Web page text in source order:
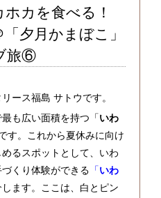
カを食べる！
夕月かまぼこ」
旅⑥
ース福島 サトウです。
も広い面積を持つ「いわ
す。これから夏休みに向け
るスポットとして、いわ
くり体験ができる 「いわ
ます。ここは、白とピン